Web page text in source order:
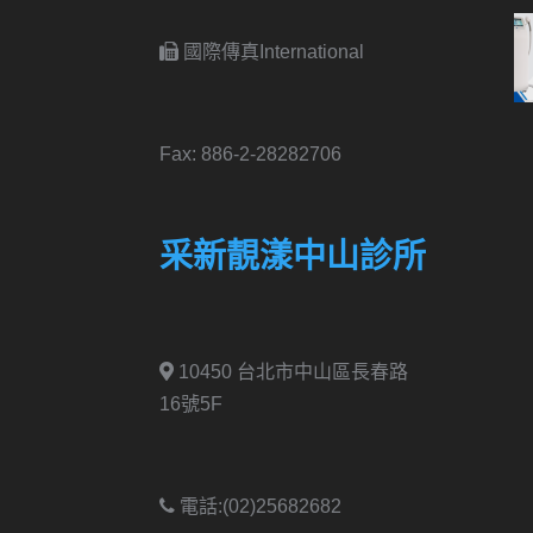
國際傳真International
Fax: 886-2-28282706
采新靚漾中山診所
10450 台北市中山區長春路
16號5F
電話:(02)25682682